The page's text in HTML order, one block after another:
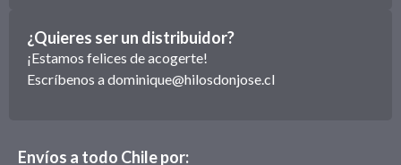
¿Quieres ser un distribuidor?
¡Estamos felices de acogerte!
Escríbenos a dominique@hilosdonjose.cl
Envíos a todo Chile por: